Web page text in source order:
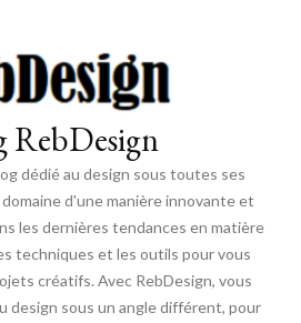
RebDesign
dédié au design sous toutes ses
d'une manière innovante et
les dernières tendances en matière
techniques et les outils pour vous
créatifs. Avec RebDesign, vous
design sous un angle différent, pour